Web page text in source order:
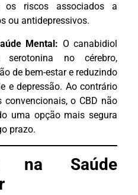
os riscos associados a
ou antidepressivos.
Mental: O canabidiol
no cérebro,
de bem-estar e reduzindo
e depressão. Ao contrário
o CBD não
uma opção mais segura
prazo.
na Saúde